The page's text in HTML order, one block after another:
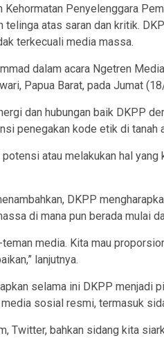
Kehormatan Penyelenggara
atas saran dan kritik.
terkecuali media massa.
dalam acara Ngetren
Papua Barat, pada Jumat
dan hubungan baik DKPP
penegakan kode etik di tanah
atau melakukan hal
DKPP
di mana pun berada mulai
media. Kita mau
lanjutnya.
selama ini DKPP menjadi
sosial resmi, termasuk
Twitter, bahkan sidang kita